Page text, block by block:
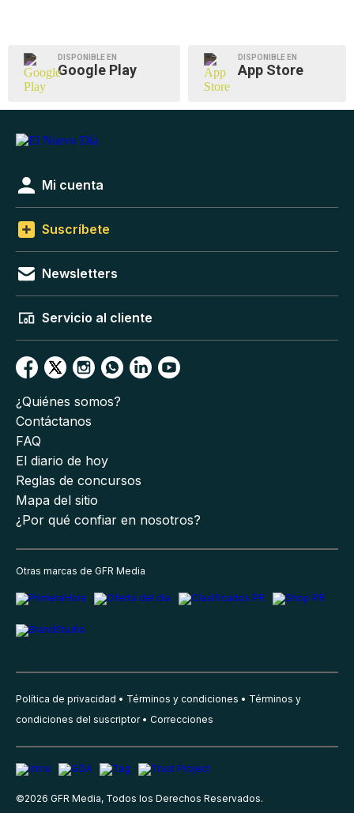
DISPONIBLE EN
Google Play
DISPONIBLE EN
App Store
Mi cuenta
Suscríbete
Newsletters
Servicio al cliente
¿Quiénes somos?
Contáctanos
FAQ
El diario de hoy
Reglas de concursos
Mapa del sitio
¿Por qué confiar en nosotros?
Otras marcas de GFR Media
Política de privacidad Términos y condiciones
Términos y
condiciones del suscriptor
Correcciones
©2026 GFR Media, Todos los Derechos Reservados.